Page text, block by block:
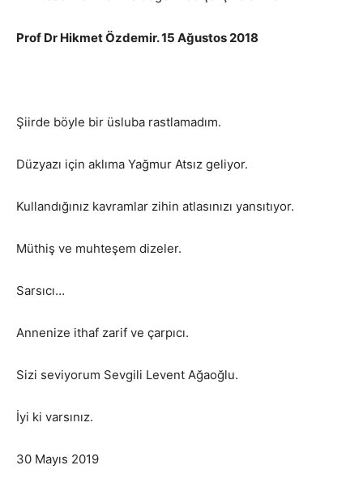
Prof Dr Hikmet Özdemir. 15 Ağustos 2018
Şiirde böyle bir üsluba rastlamadım.
Düzyazı için aklıma Yağmur Atsız geliyor.
Kullandığınız kavramlar zihin atlasınızı yansıtıyor.
Müthiş ve muhteşem dizeler.
Sarsıcı…
Annenize ithaf zarif ve çarpıcı.
Sizi seviyorum Sevgili Levent Ağaoğlu.
İyi ki varsınız.
30 Mayıs 2019